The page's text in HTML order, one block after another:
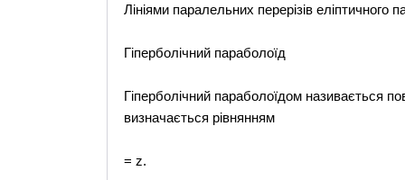
Лініями паралельних перерізів еліптичного
Гіперболічний параболоїд
Гіперболічний параболоїдом називається
визначається рівнянням
= z.